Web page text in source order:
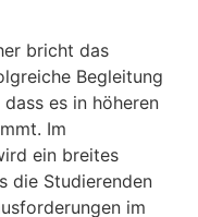
bricht das
Begleitung
es in höheren
Im
ein breites
die Studierenden
im